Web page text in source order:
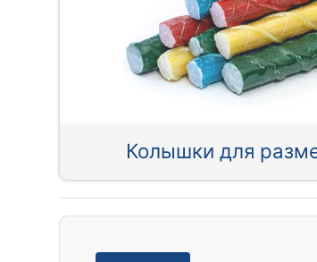
Колышки для